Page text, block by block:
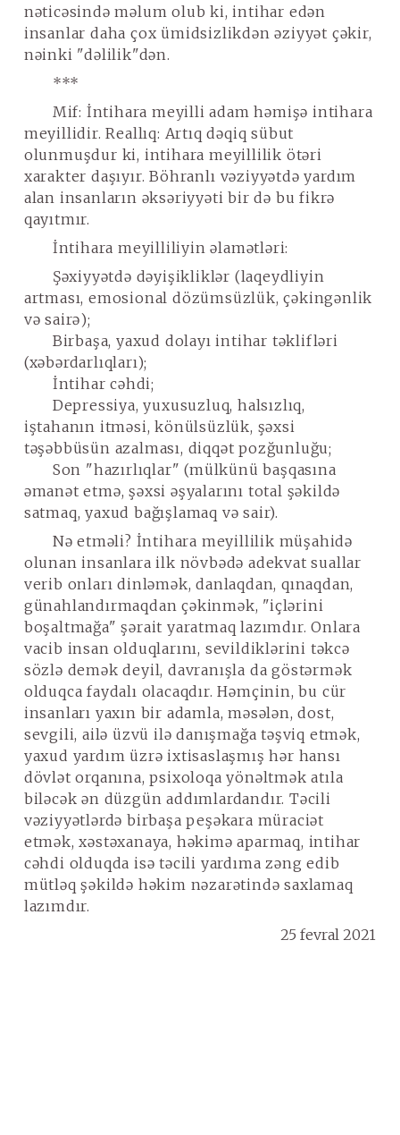
nəticəsində məlum olub ki, intihar edən
insanlar daha çox ümidsizlikdən əziyyət çəkir,
nəinki "dəlilik"dən.
***
Mif: İntihara meyilli adam həmişə intihara
meyillidir.Reallıq: Artıq dəqiq sübut
olunmuşdur ki, intihara meyillilik ötəri
xarakter daşıyır.Böhranlı vəziyyətdə yardım
alan insanların əksəriyyəti bir də bu fikrə
qayıtmır.
İntihara meyilliliyin əlamətləri:
Şəxiyyətdə dəyişikliklər (laqeydliyin
artması, emosional dözümsüzlük, çəkingənlik
və sairə);
Birbaşa, yaxud dolayı intihar təklifləri
(xəbərdarlıqları);
İntihar cəhdi;
Depressiya, yuxusuzluq, halsızlıq,
iştahanın itməsi, könülsüzlük, şəxsi
təşəbbüsün azalması, diqqət pozğunluğu;
Son "hazırlıqlar" (mülkünü başqasına
əmanət etmə, şəxsi əşyalarını total şəkildə
satmaq, yaxud bağışlamaq və sair).
Nə etməli? İntihara meyillilik müşahidə
olunan insanlara ilk növbədə adekvat suallar
verib onları dinləmək, danlaqdan, qınaqdan,
günahlandırmaqdan çəkinmək, "içlərini
boşaltmağa" şərait yaratmaq lazımdır. Onlara
vacib insan olduqlarını, sevildiklərini təkcə
sözlə demək deyil, davranışla da göstərmək
olduqca faydalı olacaqdır. Həmçinin, bu cür
insanları yaxın bir adamla, məsələn, dost,
sevgili, ailə üzvü ilə danışmağa təşviq etmək,
yaxud yardım üzrə ixtisaslaşmış hər hansı
dövlət orqanına, psixoloqa yönəltmək atıla
biləcək ən düzgün addımlardandır. Təcili
vəziyyətlərdə birbaşa peşəkara müraciət
etmək, xəstəxanaya, həkimə aparmaq, intihar
cəhdi olduqda isə təcili yardıma zəng edib
mütləq şəkildə həkim nəzarətində saxlamaq
lazımdır.
25 fevral 2021